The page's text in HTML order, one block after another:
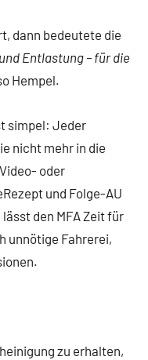
dann bedeutete die
Entlastung – für die
Hempel.
simpel: Jeder
nicht mehr in die
oder
und Folge-AU
den MFA Zeit für
unnötige Fahrerei,
zu erhalten,